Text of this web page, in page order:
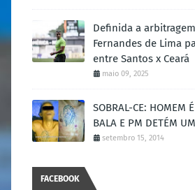
Definida a
Fernandes de Lima
entre Santos x Ceará
maio 09, 2025
SOBRAL-CE: HOMEM
BALA E PM DETÉM
setembro 15, 2014
FACEBOOK